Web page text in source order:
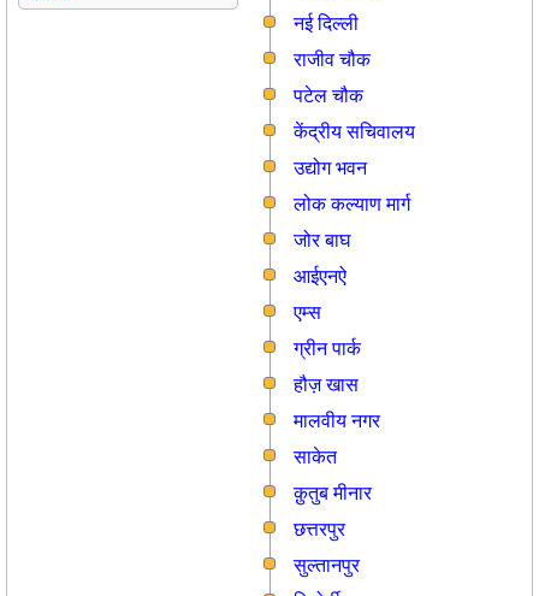
नई दिल्ली
राजीव चौक
पटेल चौक
केंद्रीय सचिवालय
उद्योग भवन
लोक कल्याण मार्ग
जोर बाघ
आईएनऐ
एम्स
ग्रीन पार्क
हौज़ खास
मालवीय नगर
साकेत
क़ुतुब मीनार
छत्तरपुर
सुल्तानपुर